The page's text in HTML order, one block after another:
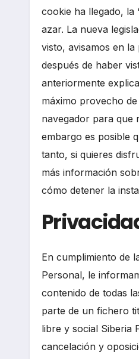
cookie ha llegado, la
azar. La nueva
visto, avisamos en
después de haber
anteriormente
máximo provecho
navegador para que
embargo es posible
tanto, si quieres
más información
cómo detener la
En cumplimiento de
Personal, le
contenido de todas
parte de un fichero
libre y social Siberia
cancelación y